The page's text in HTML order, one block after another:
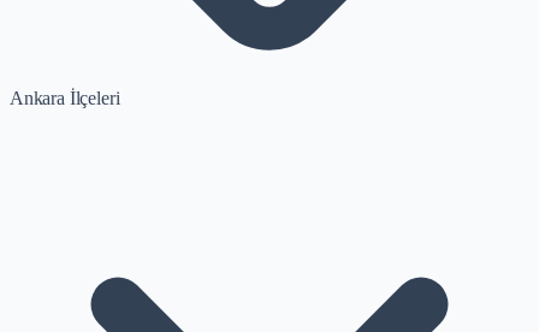
Ankara İlçeleri